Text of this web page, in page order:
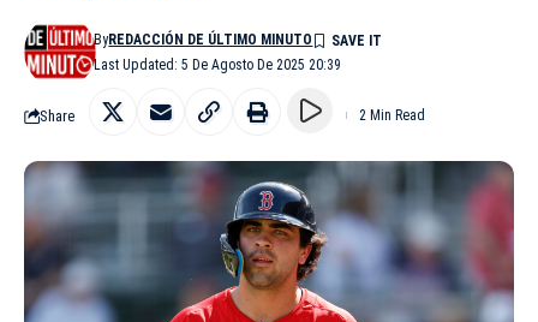
Last Updated: 5 De Agosto De 2025 20:39
ByREDACCIÓN DE ÚLTIMO MINUTO
Share 2 Min Read